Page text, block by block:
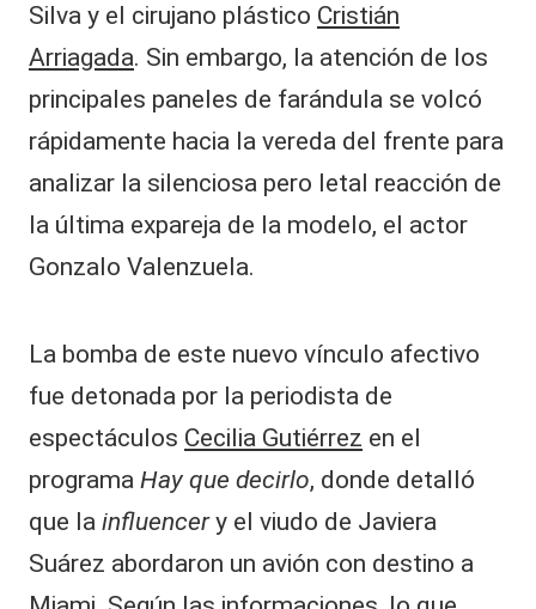
Silva y el cirujano plástico Cristián
Arriagada. Sin embargo, la atención de los
principales paneles de farándula se volcó
rápidamente hacia la vereda del frente para
analizar la silenciosa pero letal reacción de
la última expareja de la modelo, el actor
Gonzalo Valenzuela.
La bomba de este nuevo vínculo afectivo
fue detonada por la periodista de
espectáculos Cecilia Gutiérrez en el
programa Hay que decirlo, donde detalló
que la influencery el viudo de Javiera
Suárez abordaron un avión con destino a